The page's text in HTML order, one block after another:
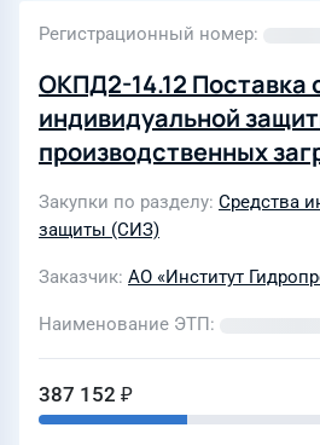
Регистрационный номер
ОКПД2-14.12 Поставка
индивидуальной
производственных
РусГидро для нужд АО
Закупки по разделу Средства
защиты (СИЗ)
Заказчик АО «Институт
Наименование ЭТП
387 152 ₽